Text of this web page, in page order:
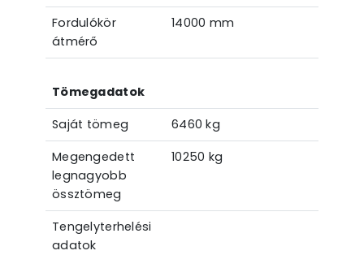
Fordulókör
átmérő
14000 mm
Tömegadatok
Saját tömeg
6460 kg
Megengedett
legnagyobb
össztömeg
10250 kg
Tengelyterhelési
adatok